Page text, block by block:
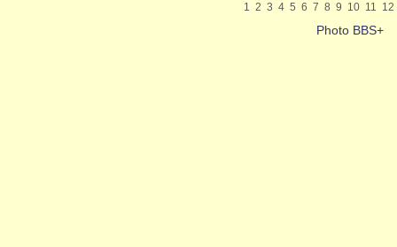
1 2 3 4 5 6 7 8 9 10 11 12
Photo BBS+